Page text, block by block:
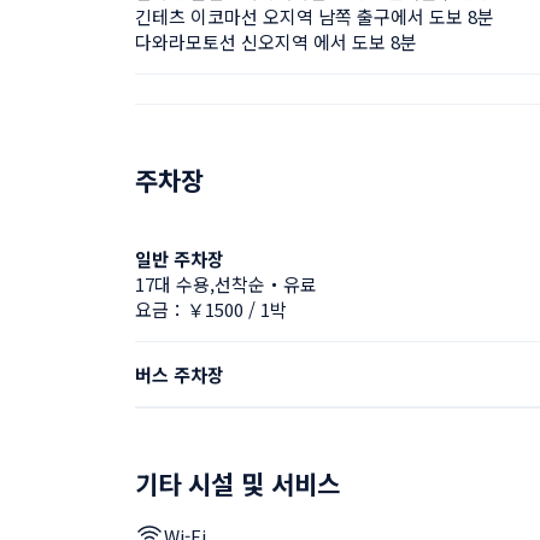
긴테츠 이코마선 오지역 남쪽 출구에서 도보 8분
다와라모토선 신오지역 에서 도보 8분
주차장
일반 주차장
17대 수용,선착순・유료
요금：￥1500 / 1박
버스 주차장
기타 시설 및 서비스